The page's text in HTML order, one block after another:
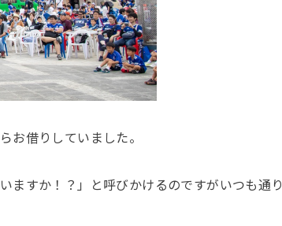
お借りしていました。
ますか！？」と呼びかけるのですがいつも通り